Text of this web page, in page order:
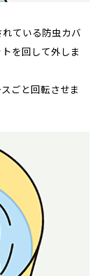
ている防虫カバ
を回して外しま
ごと回転させま